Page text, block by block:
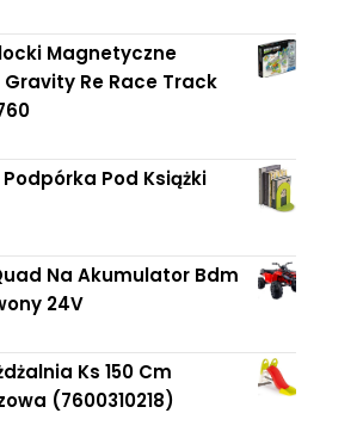
Magnetyczne
Re Race Track
Podpórka Pod Książki
Na Akumulator Bdm
24V
Ks 150 Cm
(7600310218)